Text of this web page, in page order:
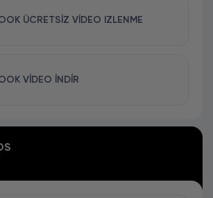
ÜCRETSIZ VIDEO IZLENME
VIDEO İNDIR